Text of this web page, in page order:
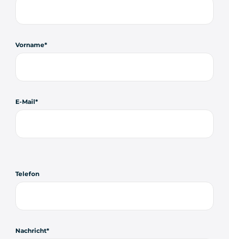
Vorname
E-Mail
Telefon
Nachricht